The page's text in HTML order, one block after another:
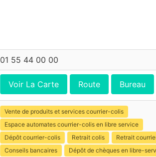
01 55 44 00 00
Voir La Carte Route Bureau
Vente de produits et services courrier-colis
Espace automates courrier-colis en libre service
Dépôt courrier-colis
Retrait colis
Retrait
Conseils bancaires
Dépôt de chèques en libre-